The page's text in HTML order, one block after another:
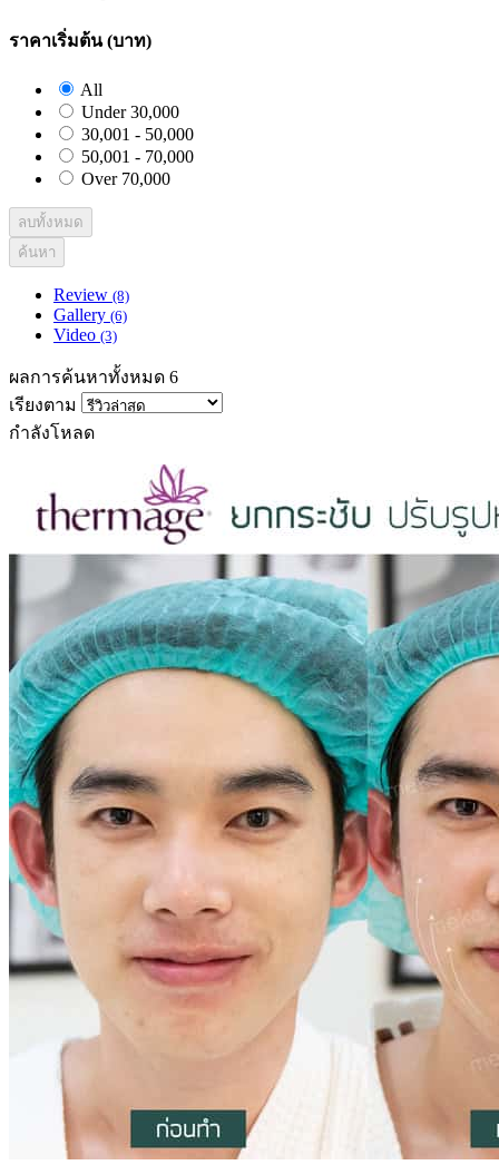
ราคาเริ่มต้น (บาท)
All
Under 30,000
30,001 - 50,000
50,001 - 70,000
Over 70,000
ลบทั้งหมด
ค้นหา
Review (8)
Gallery (6)
Video (3)
ผลการค้นหาทั้งหมด 6
เรียงตาม
กำลังโหลด